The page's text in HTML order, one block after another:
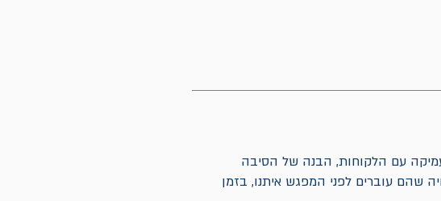
עם הלקוחות, הבנה של הסיבה
שהם עוברים לפני המפגש איתנו, בזמן